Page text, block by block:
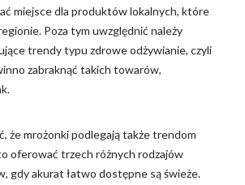
miejsce dla produktów lokalnych, które
Poza tym uwzględnić należy
trendy typu zdrowe odżywianie, czyli
zabraknąć takich towarów,
że mrożonki podlegają także trendom
oferować trzech różnych rodzajów
gdy akurat łatwo dostępne są świeże.